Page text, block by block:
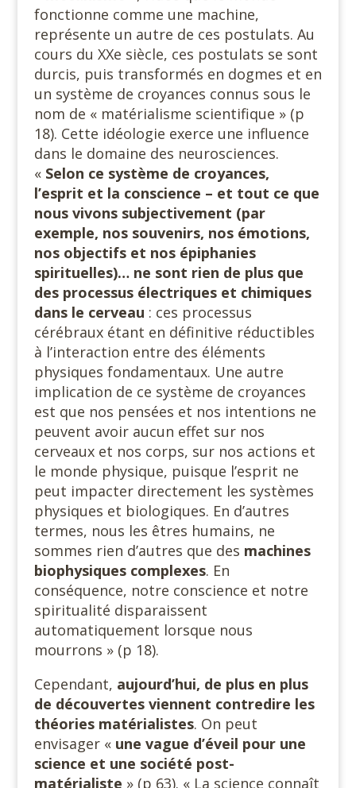
fonctionne comme une machine,
représente un autre de ces postulats. Au
cours du XXe siècle, ces postulats se sont
durcis, puis transformés en dogmes et en
un système de croyances connus sous le
nom de « matérialisme scientifique » (p
18). Cette idéologie exerce une influence
dans le domaine des neurosciences.
« Selon ce système de croyances,
l’esprit et la conscience – et tout ce que
nous vivons subjectivement (par
exemple, nos souvenirs, nos émotions,
nos objectifs et nos épiphanies
spirituelles)… ne sont rien de plus que
des processus électriques et chimiques
dans le cerveau : ces processus
cérébraux étant en définitive réductibles
à l’interaction entre des éléments
physiques fondamentaux. Une autre
implication de ce système de croyances
est que nos pensées et nos intentions ne
peuvent avoir aucun effet sur nos
cerveaux et nos corps, sur nos actions et
le monde physique, puisque l’esprit ne
peut impacter directement les systèmes
physiques et biologiques. En d’autres
termes, nous les êtres humains, ne
sommes rien d’autres que des machines
biophysiques complexes. En
conséquence, notre conscience et notre
spiritualité disparaissent
automatiquement lorsque nous
mourrons » (p 18).
Cependant, aujourd’hui, de plus en plus
de découvertes viennent contredire les
théories matérialistes. On peut
envisager « une vague d’éveil pour une
science et une société post-
matérialiste » (p 63). « La science connaît